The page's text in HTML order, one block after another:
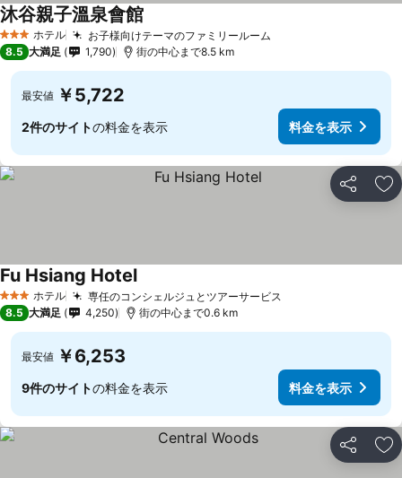
3 ホテルのランク
ホテル お子様向けテーマのファミリールーム
沐谷親子溫泉會館
8.5 大満足 1,790 街の中心まで8.5 km
最安値 ￥5,722
2件のサイトの料金を表示 料金を表示
シェア お
3 ホテルのランク
ホテル 専任のコンシェルジュとツアーサービス
Fu Hsiang Hotel料金を表示
8.5 大満足 4,250 街の中心まで0.6 km
最安値 ￥6,253
9件のサイトの料金を表示 料金を表示
シェア お